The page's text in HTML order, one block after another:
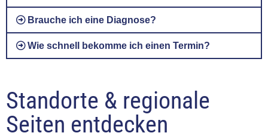
Brauche ich eine Diagnose?
Wie schnell bekomme ich einen Termin?
Standorte & regionale
Seiten entdecken